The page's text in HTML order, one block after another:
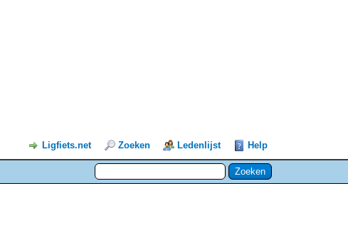
Ligfiets.net Zoeken Ledenlijst Help